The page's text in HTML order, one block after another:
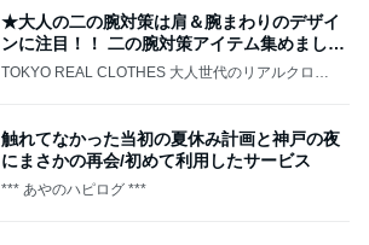
★大人の二の腕対策は肩＆腕まわりのデザイ
ンに注目！！ 二の腕対策アイテム集めました
♪TOKYO REAL CLOTHES 大人世代のリアルクロー
ズ
触れてなかった当初の夏休み計画と神戸の夜
にまさかの再会/初めて利用したサービス